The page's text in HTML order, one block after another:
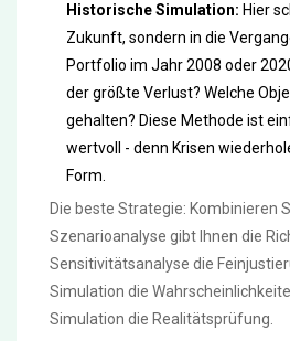
Historische Simulation: Hier
Zukunft, sondern in die
Portfolio im Jahr 2008 oder
der größte Verlust? Welche
gehalten? Diese Methode ist
wertvoll - denn Krisen
Form.
Die beste Strategie: Kombinieren
Szenarioanalyse gibt Ihnen die
Sensitivitätsanalyse die
Simulation die
Simulation die Realitätsprüfung.